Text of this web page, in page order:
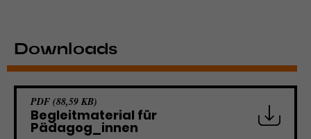
Anbieter Google / DoubleClick
Laufzeit 1 Jahr
Dieses Cookie dient der Anzeige
personalisierter Werbung und
Downloads
PDF (88,59 KB)
Begleitmaterial für
Pädagog_innen